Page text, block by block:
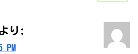
り:
PM